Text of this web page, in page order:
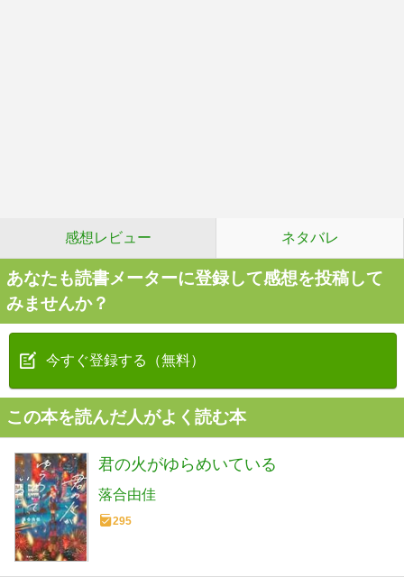
感想レビュー ネタバレ
あなたも読書メーターに登録して感想を投稿して
みませんか？
今すぐ登録する（無料）
この本を読んだ人がよく読む本
君の火がゆらめいている
落合由佳
295